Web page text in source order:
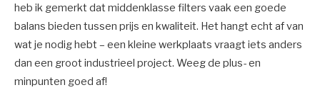
heb ik gemerkt dat middenklasse filters vaak een goede
balans bieden tussen prijs en kwaliteit. Het hangt echt af van
wat je nodig hebt – een kleine werkplaats vraagt iets anders
dan een groot industrieel project. Weeg de plus- en
minpunten goed af!